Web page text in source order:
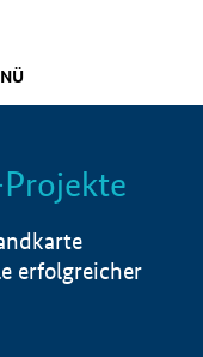
Info
erfolgreicher